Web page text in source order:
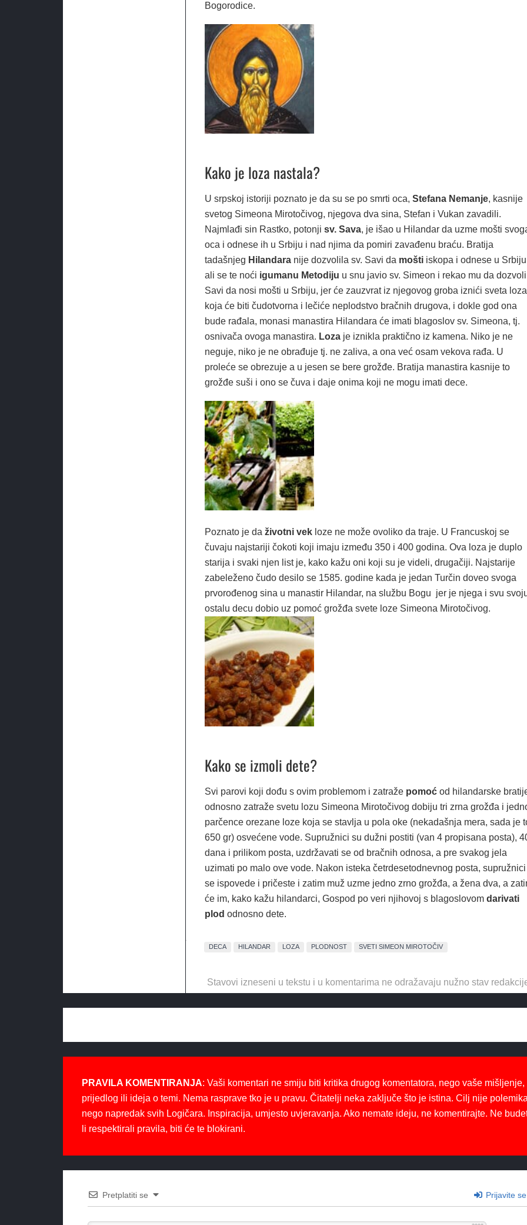
Bogorodice.
Kako je loza nastala?
U srpskoj istoriji poznato je da su se po smrti oca, Stefana Nemanje, kasnije
svetog Simeona Mirotočivog, njegova dva sina, Stefan i Vukan zavadili.
Najmlađi sin Rastko, potonji sv. Sava, je išao u Hilandar da uzme mošti
oca i odnese ih u Srbiju i nad njima da pomiri zavađenu braću. Bratija
tadašnjeg Hilandaranije dozvolila sv. Savi da moštiiskopa i odnese u
ali se te noći igumanu Metodiju u snu javio sv. Simeon i rekao mu da dozvoli
Savi da nosi mošti u Srbiju, jer će zauzvrat iz njegovog groba iznići sveta loza
koja će biti čudotvorna i lečiće neplodstvo bračnih drugova, i dokle god ona
bude rađala, monasi manastira Hilandara će imati blagoslov sv. Simeona, tj.
osnivača ovoga manastira. Lozaje iznikla praktično iz kamena. Niko je ne
neguje, niko je ne obrađuje tj. ne zaliva, a ona već osam vekova rađa. U
proleće se obrezuje a u jesen se bere grožđe. Bratija manastira kasnije to
grožđe suši i ono se čuva i daje onima koji ne mogu imati dece.
Poznato je da životni vekloze ne može ovoliko da traje. U Francuskoj se
čuvaju najstariji čokoti koji imaju između 350 i 400 godina. Ova loza je duplo
starija i svaki njen list je, kako kažu oni koji su je videli, drugačiji. Najstarije
zabeleženo čudo desilo se 1585. godine kada je jedan Turčin doveo svoga
prvorođenog sina u manastir Hilandar, na službu Bogu jer je njega i svu
ostalu decu dobio uz pomoć grožđa svete loze Simeona Mirotočivog.
Kako se izmoli dete?
Svi parovi koji dođu s ovim problemom i zatraže pomoćod hilandarske
odnosno zatraže svetu lozu Simeona Mirotočivog dobiju tri zrna grožđa i
parčence orezane loze koja se stavlja u pola oke (nekadašnja mera, sada je
650 gr) osvećene vode. Supružnici su dužni postiti (van 4 propisana posta),
dana i prilikom posta, uzdržavati se od bračnih odnosa, a pre svakog jela
uzimati po malo ove vode. Nakon isteka četrdesetodnevnog posta, supružnici
se ispovede i pričeste i zatim muž uzme jedno zrno grožđa, a žena dva, a
će im, kako kažu hilandarci, Gospod po veri njihovoj s blagoslovom darivati
plod odnosno dete.
DECA HILANDAR LOZA PLODNOST SVETI SIMEON MIROTOČIV
Stavovi izneseni u tekstu i u komentarima ne odražavaju nužno stav
PRAVILA KOMENTIRANJA: Vaši komentari ne smiju biti kritika drugog komentatora, nego vaše mišljenje,
prijedlog ili ideja o temi. Nema rasprave tko je u pravu. Čitatelji neka zaključe što je istina. Cilj nije
nego napredak svih Logičara. Inspiracija, umjesto uvjeravanja. Ako nemate ideju, ne komentirajte. Ne
li respektirali pravila, biti će te blokirani.
Pretplatiti se Prijavite se